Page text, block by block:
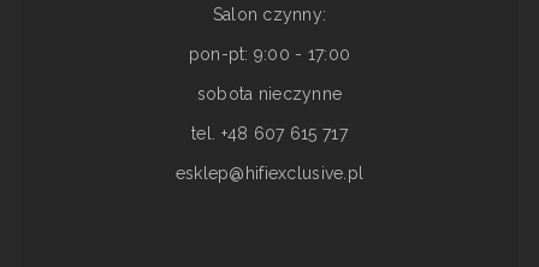
Salon czynny:
pon-pt: 9:00 - 17:00
sobota nieczynne
tel. +48 607 615 717
esklep@hifiexclusive.pl